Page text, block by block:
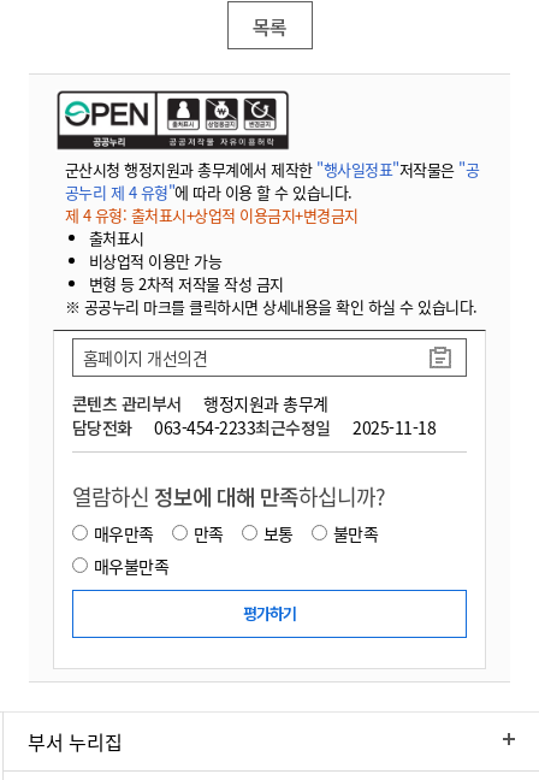
목록
군산시청 행정지원과 총무계에서 제작한 "행사일정표"저작물은 "공
공누리 제 4 유형"에 따라 이용 할 수 있습니다.
제 4 유형: 출처표시+상업적 이용금지+변경금지
출처표시
비상업적 이용만 가능
변형 등 2차적 저작물 작성 금지
※ 공공누리 마크를 클릭하시면 상세내용을 확인 하실 수 있습니다.
콘텐츠 관리부서
행정지원과 총무계
담당전화
063-454-2233최근수정일 2025-11-18
홈페이지 개선의견
열람하신 정보에 대해 만족하십니까?
매우만족 만족 보통
불만족
매우불만족
부서 누리집